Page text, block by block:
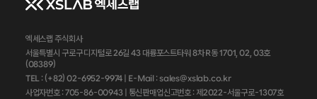
엑세스랩 주식회사
서울특별시 구로구 디지털로 26길 43 대륭포스트타워 8차 R동 1701, 02, 03호
(08389)
TEL : (+82) 02-6952-9974 |
E-Mail : sales@xslab.co.kr
사업자번호 : 705-86-00943| 통신판매업신고번호 : 제2022-서울구로-1307호